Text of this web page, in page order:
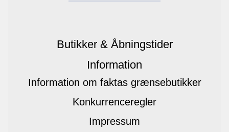
Butikker & Åbningstider
Information
Information om faktas grænsebutikker
Konkurrenceregler
Impressum